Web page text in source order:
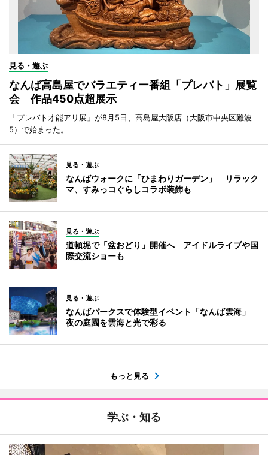
見る・遊ぶ
なんば高島屋でバラエティー番組「プレバト」展覧
会 作品450点超展示
「プレバト才能アリ展」が8月5日、高島屋大阪店（大阪市中央区難波
5）で始まった。
見る・遊ぶ
なんばウォークに「ひまわりガーデン」 リラック
マ、すみっコぐらしコラボ装飾も
見る・遊ぶ
道頓堀で「盆おどり」開催へ アイドルライブや国
際交流ショーも
見る・遊ぶ
なんばパークスで体験型イベント「なんば雲海」
夜の庭園を雲海と光で彩る
もっと見る
学ぶ・知る